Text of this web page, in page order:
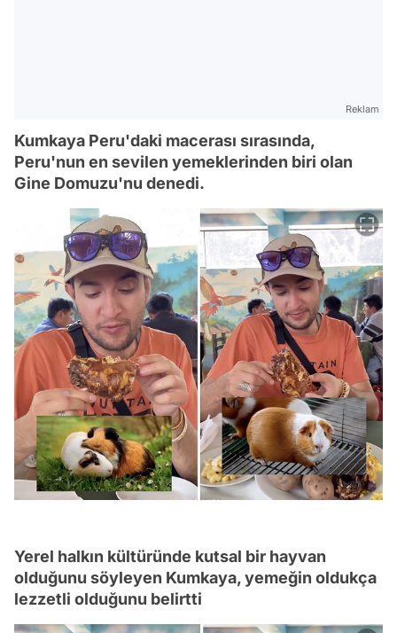
Reklam
Kumkaya Peru'daki macerası sırasında,
Peru'nun en sevilen yemeklerinden biri olan
Gine Domuzu'nu denedi.
Yerel halkın kültüründe kutsal bir hayvan
olduğunu söyleyen Kumkaya, yemeğin oldukça
lezzetli olduğunu belirtti